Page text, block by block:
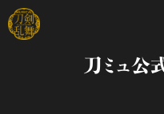
刀ミュ公